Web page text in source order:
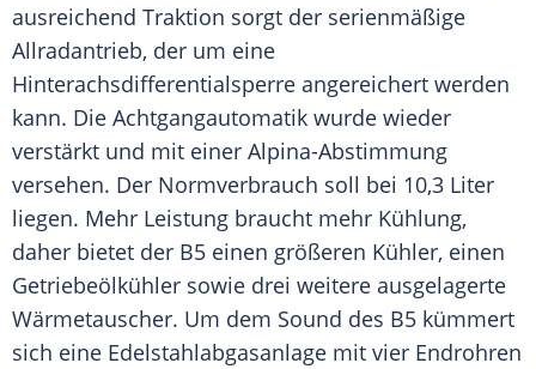
ausreichend Traktion sorgt der serienmäßige
Allradantrieb, der um eine
Hinterachsdifferentialsperre angereichert werden
kann. Die Achtgangautomatik wurde wieder
verstärkt und mit einer Alpina-Abstimmung
versehen. Der Normverbrauch soll bei 10,3 Liter
liegen. Mehr Leistung braucht mehr Kühlung,
daher bietet der B5 einen größeren Kühler, einen
Getriebeölkühler sowie drei weitere ausgelagerte
Wärmetauscher. Um dem Sound des B5 kümmert
sich eine Edelstahlabgasanlage mit vier Endrohren